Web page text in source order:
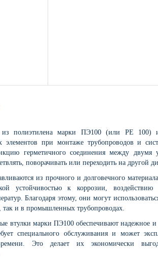
полиэтилена марки ПЭ100 (или PE 100)
элементов при монтаже трубопроводов и
герметичного соединения между двумя
поворачивать или переходить на другой
из прочного и долговечного
устойчивостью к коррозии,
Благодаря этому, они могут
так и в промышленных трубопроводах.
втулки марки ПЭ100 обеспечивают надежное и
специального обслуживания и может
Это делает их экономически